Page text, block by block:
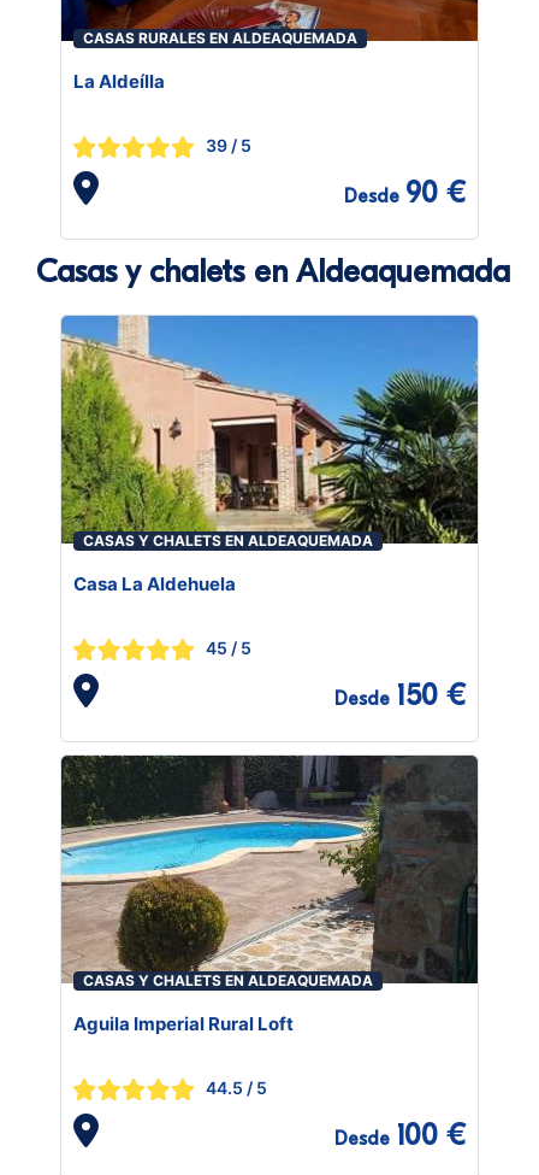
CASAS RURALES EN ALDEAQUEMADA
La Aldeílla
39 / 5
Desde 90 €
Casas y chalets en Aldeaquemada
CASAS Y CHALETS EN ALDEAQUEMADA
Casa La Aldehuela
45 / 5
Desde 150 €
CASAS Y CHALETS EN ALDEAQUEMADA
Aguila Imperial Rural Loft
44.5 / 5
Desde 100 €